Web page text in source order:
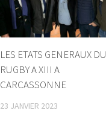
LES ETATS GENERAUX DU
RUGBY A XIII A
CARCASSONNE
23 JANVIER 2023